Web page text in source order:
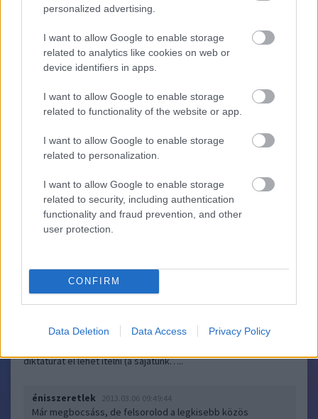
personalized advertising.
I want to allow Google to enable storage
related to analytics like cookies on web or
device identifiers in apps.
I want to allow Google to enable storage
related to functionality of the website or app.
I want to allow Google to enable storage
related to personalization.
I want to allow Google to enable storage
related to security, including authentication
functionality and fraud prevention, and other
user protection.
CONFIRM
Data Deletion Data Access Privacy Policy
Aztán csodálkozunk, hogy maroknyi emberek csoportja
profitál (lásd PM nyilatkozatok).
Tetszettek volna mozgalmat építeni, valós társadalmi
ui.: Persze a Te haverjaid is elrohadhatnak a csipkés
épületben, 3 db emberrel a Jobbik frakció mellet. Micsoda
perspektíva!
Fent és lent - gátlástalan patriotizmus
A totalitarianizmus
történelmének vége
2013.03.05 07:00:00
A totalitárius fogalmának használata ma még egyiknek látszik
egyetértenek. Magyarországon ez a „polgári minimum” szellemi
diktatúrát el lehet ítélni (a sajátunk…..
énisszeretlek 2013.03.06 09:49:44
Már megbocsáss, de felsorolod a legkisebb közös